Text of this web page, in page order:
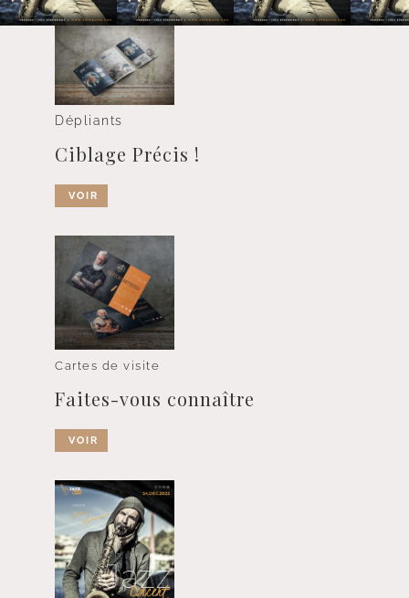
Dépliants
Ciblage Précis !
VOIR
Cartes de visite
Faites-vous connaître
VOIR